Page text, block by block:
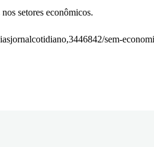
setores econômicos.
sem-